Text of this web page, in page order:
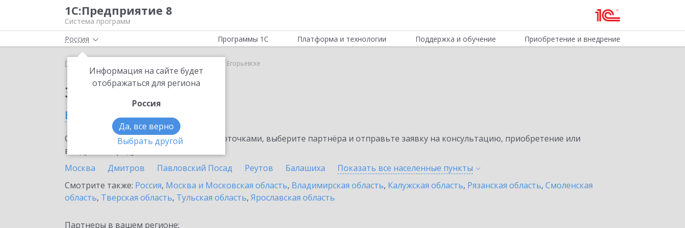
1С:Предприятие 8
Система программ
Россия
Информация на сайте будет
отображаться для региона
Россия
Да, все верно
Выбрать другой
Программы 1С Платформа и технологии Поддержка и обучение Приобретение и внедрение
Главная СтартЭДО в Егорьевске
Заказать СтартЭДО
в Егорьевске
Ознакомьтесь с информационными карточками, выберите партнёра и отправьте заявку на консультацию, приобретение или
внедрение продукта.
Москва
Дмитров Павловский Посад Реутов Балашиха Показать все населенные пункты
Смотрите также: Россия, Москва и Московская область, Владимирская область, Калужская область, Рязанская область, Смоленская
область, Тверская область, Тульская область, Ярославская область
Партнеры в вашем регионе: